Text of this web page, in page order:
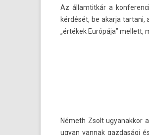
Az állam­titkár a
kérdését, be akar­ja
„értékek Európája” mel­lett,
Németh Zsolt ugyanak­kor
ugyan van­nak gaz­dasági